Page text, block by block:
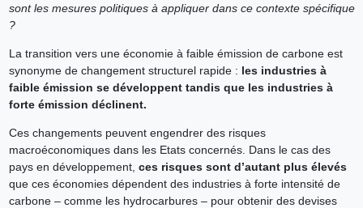
sont les mesures politiques à appliquer dans ce contexte spécifique
?
La transition vers une économie à faible émission de carbone est
synonyme de changement structurel rapide : les industries à
faible émission se développent tandis que les industries à
forte émission déclinent.
Ces changements peuvent engendrer des risques
macroéconomiques dans les Etats concernés. Dans le cas des
pays en développement, ces risques sont d’autant plus élevés
que ces économies dépendent des industries à forte intensité de
carbone – comme les hydrocarbures – pour obtenir des devises